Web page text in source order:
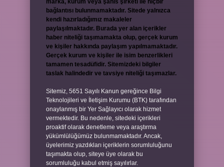
marka, kurum veya şahıs şirketi ile hiçbir
bağlantısı bulunmamaktadır. Sitede yalnızca
kendi hazırladığımız makaleler
paylaşılmaktadır. Burada yer alan içerikler
haber niteliği taşımamakta olup, gerçek kurum
ve kişiler hakkında paylaşım yapılmamaktadır.
Gerçek kurum ve kişiler ile isim benzerlikleri
tamamen tesadüfidir. Sitemizdeki bilgiler
taslak halindedir ve tavsiye niteliği taşımazlar.
Sitemiz, 5651 Sayılı Kanun gereğince Bilgi
Teknolojileri ve İletişim Kurumu (BTK) tarafından
onaylanmış bir Yer Sağlayıcı olarak hizmet
vermektedir. Bu nedenle, sitedeki içerikleri
proaktif olarak denetleme veya araştırma
yükümlülüğümüz bulunmamaktadır. Ancak,
üyelerimiz yazdıkları içeriklerin sorumluluğunu
taşımakta olup, siteye üye olarak bu
sorumluluğu kabul etmiş sayılırlar.